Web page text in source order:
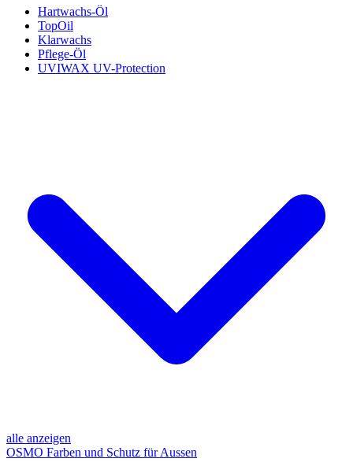
Hartwachs-Öl
TopOil
Klarwachs
Pflege-Öl
UVIWAX UV-Protection
alle anzeigen
OSMO Farben und Schutz für Aussen